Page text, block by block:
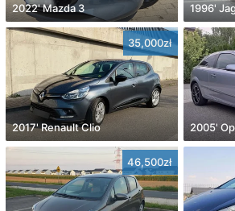
2022' Mazda 3 1996'
35,000zł
2017' Renault Clio 2005'
46,500zł